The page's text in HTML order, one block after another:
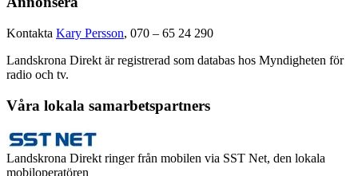
Kontakta Kary Persson, 070 – 65 24 290
Landskrona Direkt är registrerad som databas hos Myndigheten för
radio och tv.
Våra lokala samarbetspartners
Landskrona Direkt ringer från mobilen via SST Net, den lokala
mobiloperatören